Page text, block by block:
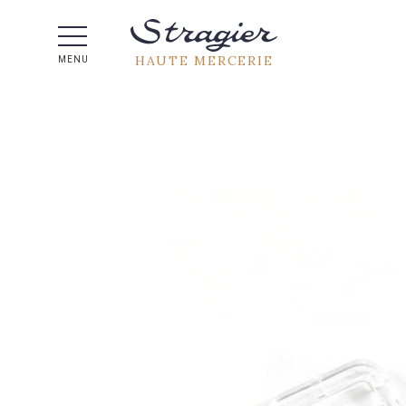
MENU HAUTE MERCERIE